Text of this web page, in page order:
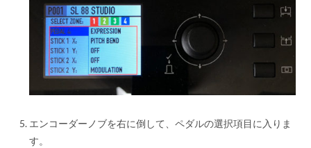
エンコーダーノブを右に倒して、ペダルの選択項目に入りま
す。